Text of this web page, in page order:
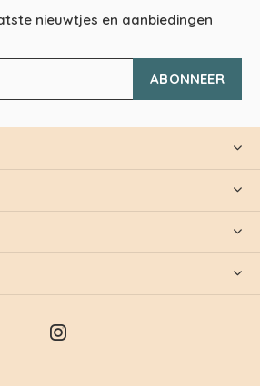
nieuwtjes en aanbiedingen
ABONNEER